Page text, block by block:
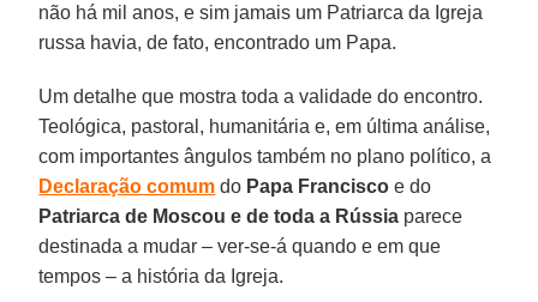
não há mil anos, e sim jamais um Patriarca da Igreja
russa havia, de fato, encontrado um Papa.
Um detalhe que mostra toda a validade do encontro.
Teológica, pastoral, humanitária e, em última análise,
com importantes ângulos também no plano político, a
Declaração comum do Papa Francisco e do
Patriarca de Moscou e de toda a Rússia parece
destinada a mudar – ver-se-á quando e em que
tempos – a história da Igreja.